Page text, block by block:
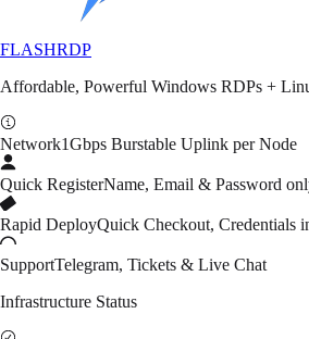
FLASHRDP
Affordable, Powerful Windows RDPs +
Network1Gbps Burstable Uplink per Node
Quick RegisterName, Email & Password
Rapid DeployQuick Checkout, Credentials
SupportTelegram, Tickets & Live Chat
Infrastructure Status